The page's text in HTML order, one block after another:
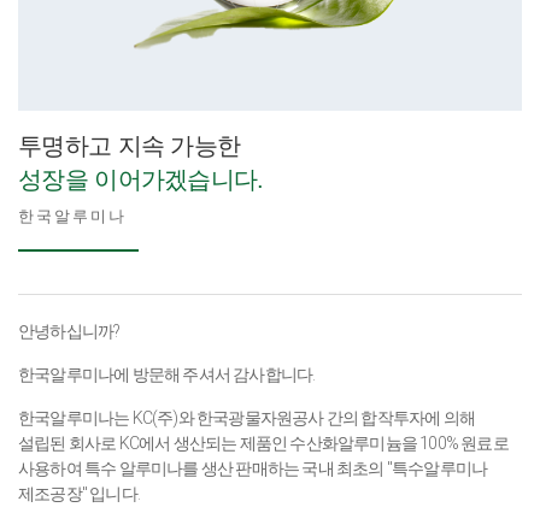
투명하고 지속 가능한
성장을 이어가겠습니다.
한국알루미나
안녕하십니까?
한국알루미나에 방문해 주셔서 감사합니다.
한국알루미나는 KC(주)와 한국광물자원공사 간의 합작투자에 의해
설립된 회사로 KC에서 생산되는 제품인 수산화알루미늄을 100% 원료로
사용하여 특수 알루미나를 생산 판매하는 국내 최초의 "특수알루미나
제조공장" 입니다.